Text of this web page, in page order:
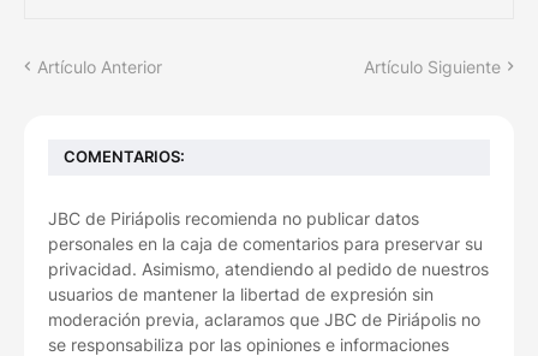
Artículo Anterior Artículo Siguiente
COMENTARIOS:
JBC de Piriápolis recomienda no publicar datos
personales en la caja de comentarios para preservar su
privacidad. Asimismo, atendiendo al pedido de nuestros
usuarios de mantener la libertad de expresión sin
moderación previa, aclaramos que JBC de Piriápolis no
se responsabiliza por las opiniones e informaciones